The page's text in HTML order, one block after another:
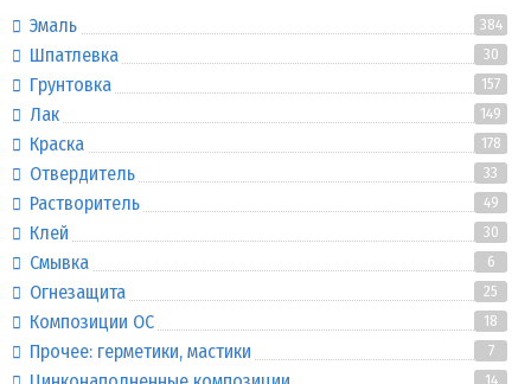
Эмаль 384
Шпатлевка 30
Грунтовка 157
Лак 149
Краска 178
Отвердитель 33
Растворитель 49
Клей 30
Смывка 6
Огнезащита 25
Композиции ОС 18
Прочее: герметики, мастики 7